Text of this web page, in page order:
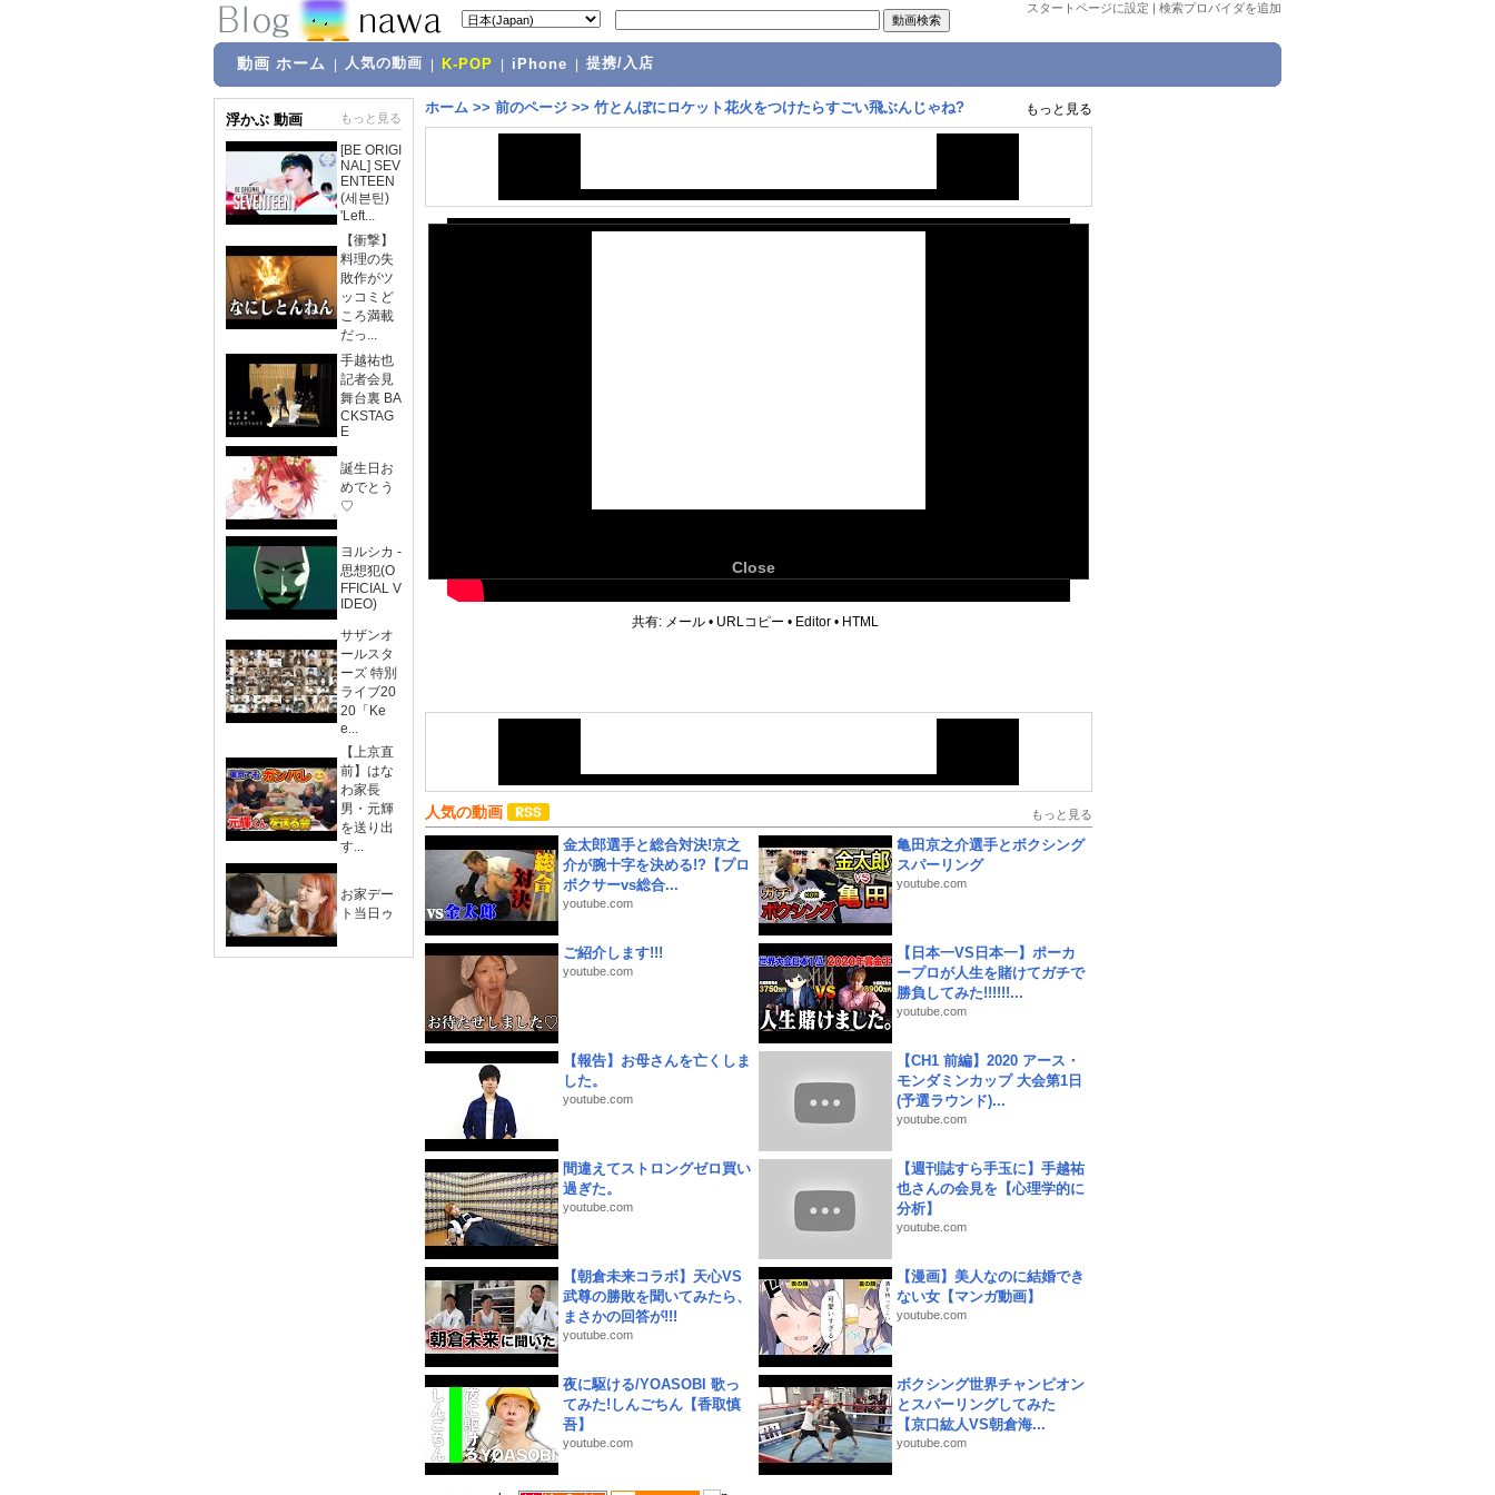
スタートページに設定 | 検索プロバイダを追加
動画 ホーム 人気の動画 K-POP iPhone 提携/入店
浮かぶ 動画 もっと見る
[BE ORIGI
NAL] SEV
ENTEEN
(세븐틴)
'Left...
【衝撃】
料理の失
敗作がツ
ッコミど
ころ満載
だっ...
手越祐也
記者会見
舞台裏 BA
CKSTAG
E
誕生日お
めでとう
♡
ヨルシカ -
思想犯(O
FFICIAL V
IDEO)
サザンオ
ールスタ
ーズ 特別
ライブ20
20「Ke
e...
【上京直
前】はな
わ家長
男・元輝
を送り出
す...
お家デー
ト当日ゥ
ホーム >> 前のページ >> 竹とんぼにロケット花火をつけたらすごい飛ぶんじゃね? もっと見る
Close
共有: メール • URLコピー • Editor • HTML
人気の動画 もっと見る
金太郎選手と総合対決!京之
介が腕十字を決める!?【プロ
ボクサーvs総合...
youtube.com
亀田京之介選手とボクシング
スパーリング
youtube.com
ご紹介します!!!
youtube.com
【日本一VS日本一】ポーカ
ープロが人生を賭けてガチで
勝負してみた!!!!!!...
youtube.com
【報告】お母さんを亡くしま
した。
youtube.com
【CH1 前編】2020 アース・
モンダミンカップ 大会第1日
(予選ラウンド)...
youtube.com
間違えてストロングゼロ買い
過ぎた。
youtube.com
【週刊誌すら手玉に】手越祐
也さんの会見を【心理学的に
分析】
youtube.com
【朝倉未来コラボ】天心VS
武尊の勝敗を聞いてみたら、
まさかの回答が!!!
youtube.com
【漫画】美人なのに結婚でき
ない女【マンガ動画】
youtube.com
夜に駆ける/YOASOBI 歌っ
てみた!しんごちん【香取慎
吾】
youtube.com
ボクシング世界チャンピオン
とスパーリングしてみた
【京口紘人VS朝倉海...
youtube.com